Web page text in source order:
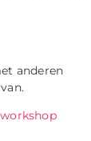
anderen
workshop